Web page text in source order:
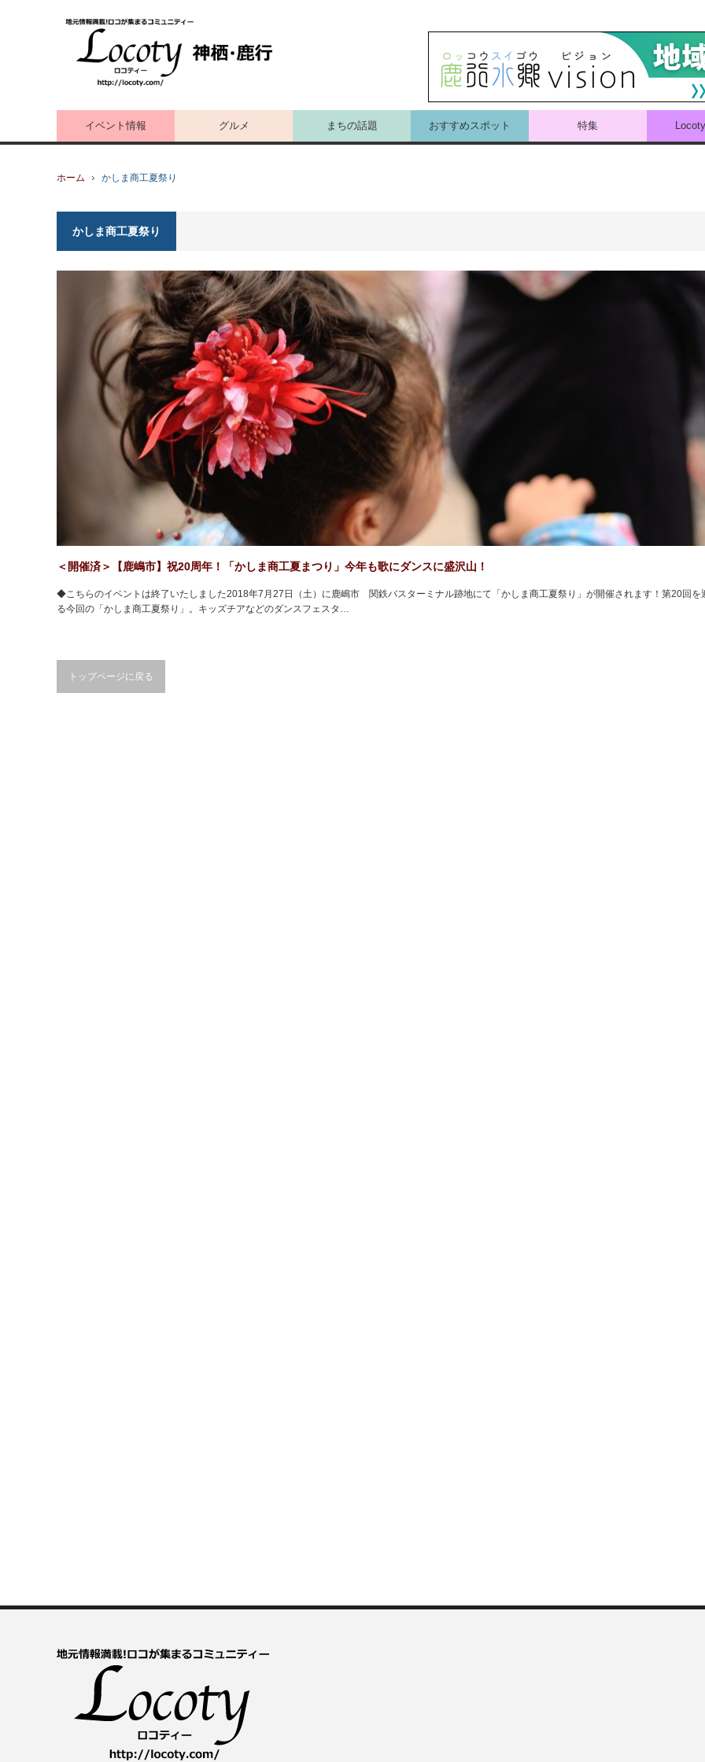
イベント情報 グルメ まちの話題 おすすめスポット 特集
ホーム かしま商工夏祭り
かしま商工夏祭り
＜開催済＞【鹿嶋市】祝20周年！「かしま商工夏まつり」今年も歌にダンスに盛沢山！
◆こちらのイベントは終了いたしました2018年7月27日（土）に鹿嶋市 関鉄バスターミナル跡地にて「かしま商工夏祭り」が開催されます！第20回を
る今回の「かしま商工夏祭り」。キッズチアなどのダンスフェスタ…
トップページに戻る